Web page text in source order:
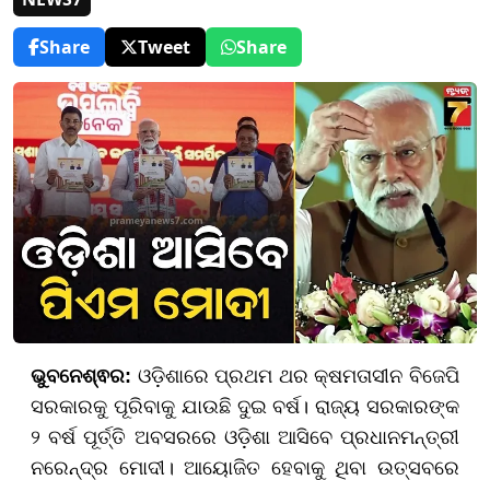
Share
Tweet Share
ଭୁବନେଶ୍ଵର: ଓଡ଼ିଶାରେ ପ୍ରଥମ ଥର କ୍ଷମତାସୀନ ବିଜେପି
ସରକାରକୁ ପୂରିବାକୁ ଯାଉଛି ଦୁଇ ବର୍ଷ। ରାଜ୍ୟ ସରକାରଙ୍କ
୨ ବର୍ଷ ପୂର୍ତ୍ତି ଅବସରରେ ଓଡ଼ିଶା ଆସିବେ ପ୍ରଧାନମନ୍ତ୍ରୀ
ନରେନ୍ଦ୍ର ମୋଦୀ। ଆୟୋଜିତ ହେବାକୁ ଥିବା ଉତ୍ସବରେ